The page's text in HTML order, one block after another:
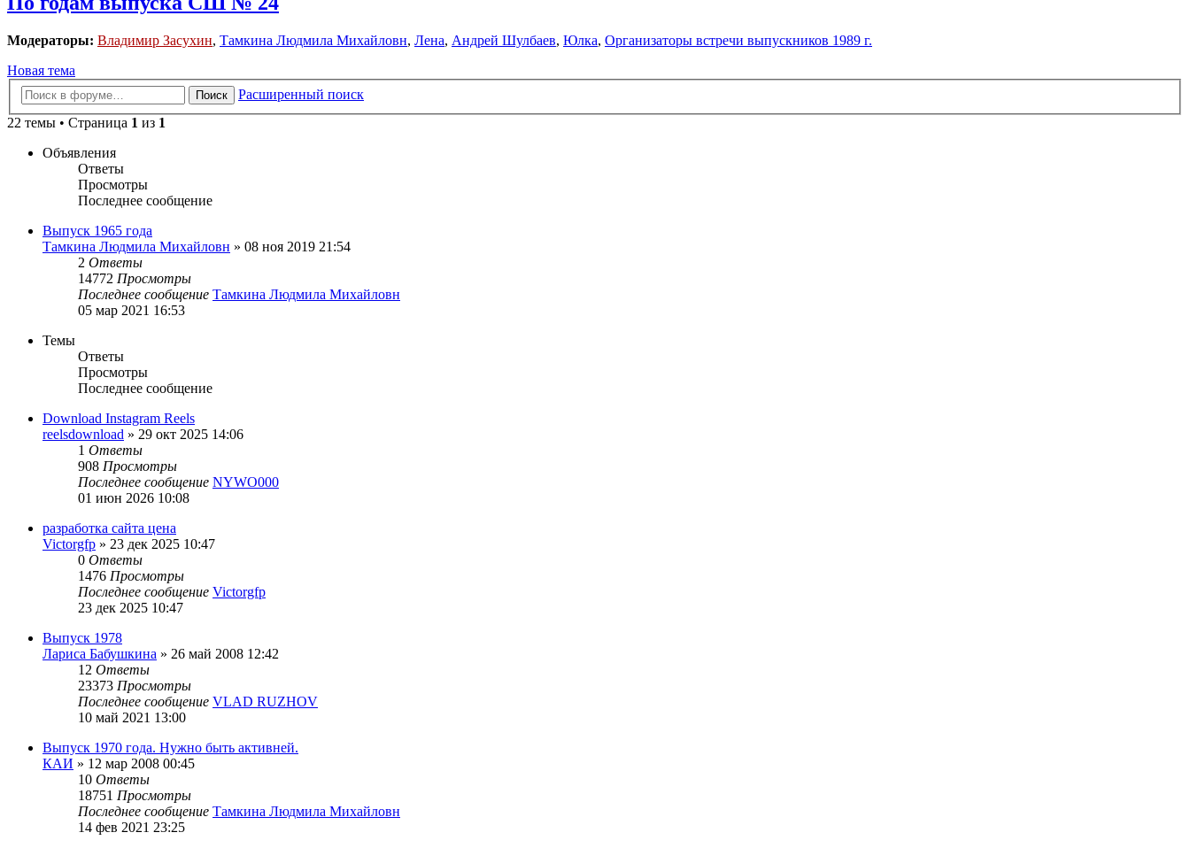
Модераторы: Владимир Засухин, Тамкина Людмила Михайловн, Лена, Андрей Шулбаев, Юлка, Организаторы встречи выпускников 1989 г.
Новая тема
Поиск
Расширенный поиск
22 темы • Страница 1 из 1
Объявления
Ответы
Просмотры
Последнее сообщение
Выпуск 1965 года
Тамкина Людмила Михайловн » 08 ноя 2019 21:54
2 Ответы
14772 Просмотры
Последнее сообщение Тамкина Людмила Михайловн
05 мар 2021 16:53
Темы
Ответы
Просмотры
Последнее сообщение
Download Instagram Reels
reelsdownload » 29 окт 2025 14:06
1 Ответы
908 Просмотры
Последнее сообщение NYWO000
01 июн 2026 10:08
разработка сайта цена
Victorgfp » 23 дек 2025 10:47
0 Ответы
1476 Просмотры
Последнее сообщение Victorgfp
23 дек 2025 10:47
Выпуск 1978
Лариса Бабушкина » 26 май 2008 12:42
12 Ответы
23373 Просмотры
Последнее сообщение VLAD RUZHOV
10 май 2021 13:00
Выпуск 1970 года. Нужно быть активней.
КАИ » 12 мар 2008 00:45
10 Ответы
18751 Просмотры
Последнее сообщение Тамкина Людмила Михайловн
14 фев 2021 23:25